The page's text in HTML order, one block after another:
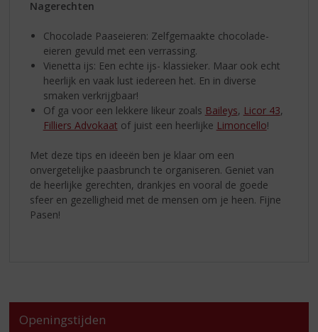
Nagerechten
Chocolade Paaseieren: Zelfgemaakte chocolade-
eieren gevuld met een verrassing.
Vienetta ijs: Een echte ijs- klassieker. Maar ook echt
heerlijk en vaak lust iedereen het. En in diverse
smaken verkrijgbaar!
Of ga voor een lekkere likeur zoals Baileys, Licor 43,
Filliers Advokaat of juist een heerlijke Limoncello!
Met deze tips en ideeën ben je klaar om een
onvergetelijke paasbrunch te organiseren. Geniet van
de heerlijke gerechten, drankjes en vooral de goede
sfeer en gezelligheid met de mensen om je heen. Fijne
Pasen!
Openingstijden